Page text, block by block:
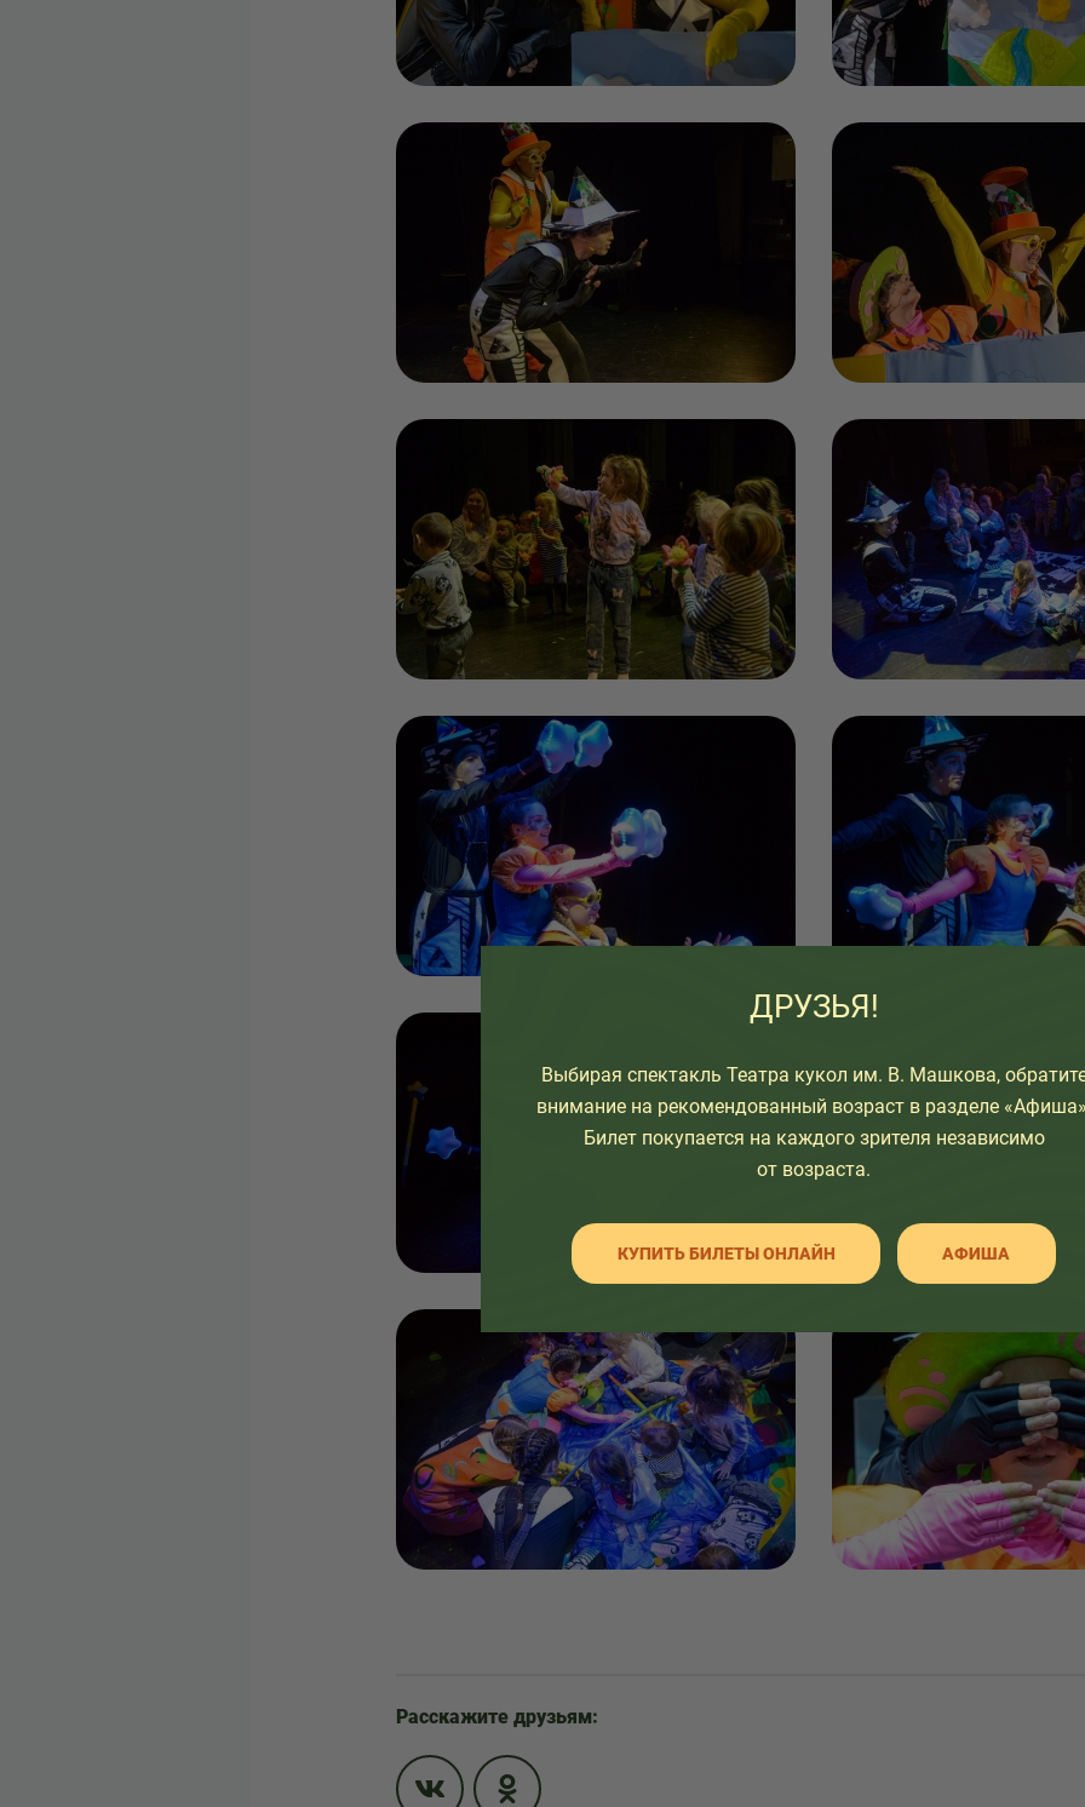
Расскажите друзьям:
ДРУЗЬЯ!
Выбирая спектакль Театра кукол им. В. Машкова,
внимание на рекомендованный возраст в разделе
Билет покупается на каждого зрителя независимо
от возраста.
КУПИТЬ БИЛЕТЫ ОНЛАЙН АФИША